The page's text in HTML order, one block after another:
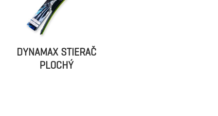
DYNAMAX STIERAČ
PLOCHÝ